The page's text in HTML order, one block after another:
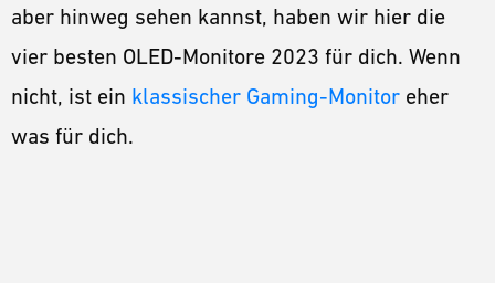
aber hinweg sehen kannst, haben wir hier die
vier besten OLED-Monitore 2023 für dich. Wenn
nicht, ist ein klassischer Gaming-Monitor eher
was für dich.